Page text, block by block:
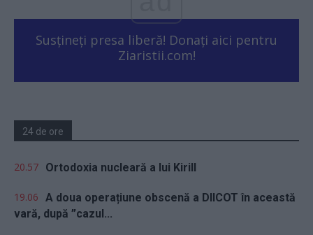
Susțineți presa liberă! Donați aici pentru
Ziaristii.com!
24 de ore
20.57 Ortodoxia nucleară a lui Kirill
19.06 A doua operațiune obscenă a DIICOT în această
vară, după ”cazul...